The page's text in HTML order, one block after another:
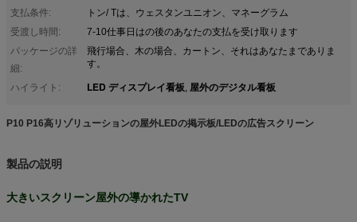
支払条件:
トン/ Tは、ウェスタンユニオン、マネーグラム
受渡し時間:
7-10仕事日はの後のあなたの支払を受け取ります
パッケージの詳
細:
飛行場合、木の場合、カートン、それはあなたまでありま
す。
ハイライト: LED ディスプレイ看板, 屋外のデジタル看板
P10 P16高リゾリューションの屋外LEDの掲示板/LEDの広告スクリーン
製品の説明
大きいスクリーン屋外の導かれたTV